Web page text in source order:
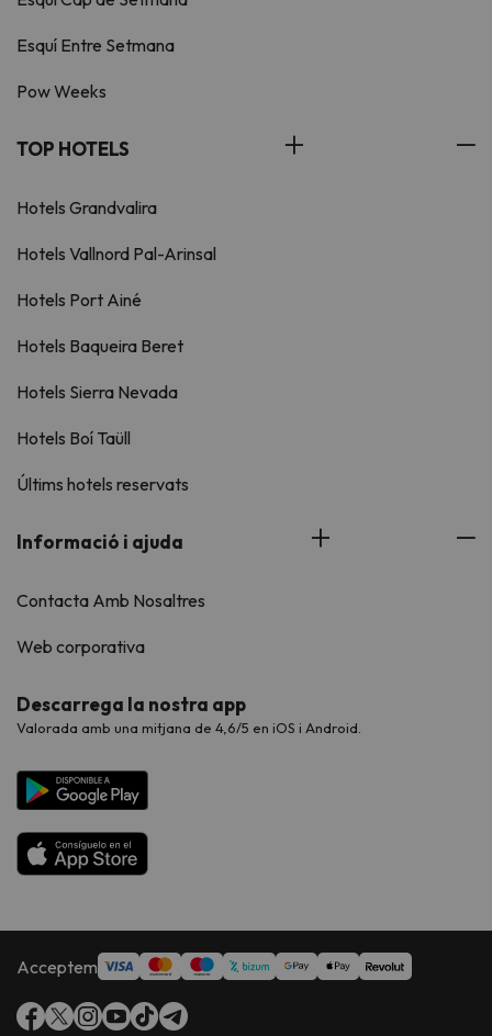
Esquí Entre Setmana
Pow Weeks
TOP HOTELS
Hotels Grandvalira
Hotels Vallnord Pal-Arinsal
Hotels Port Ainé
Hotels Baqueira Beret
Hotels Sierra Nevada
Hotels Boí Taüll
Últims hotels reservats
Informació i ajuda
Contacta Amb Nosaltres
Web corporativa
Descarrega la nostra app
Valorada amb una mitjana de 4,6/5 en iOS i Android.
Acceptem